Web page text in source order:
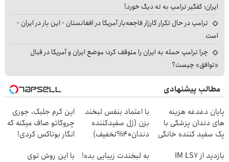
ایران؛ کفگیر ترامپ به ته دیگ خورد!
ترامپ در حال تکرار کارزار فاجعه‌بار آمریکا در افغانستان - این بار در ایران -
است
چرا ترامپ حمله به ایران را متوقف کرد؛ موضع ایران و آمریکا در قبال
«توافق» چیست؟
مطالب پیشنهادی
پایان دغدغه هزینه
های دندان پزشکی با
پک سفید کننده خانگی
با اعتماد بنفس لبخند
بزن (ژل سفیدکننده
دندان40%تخفیف)
این کرم جلبک، جوری
چروکاتو صاف میکنه که
انگار بوتاکس کردی!
بازدید از IM LS7
به لبخندت زیبایی بده!
با این روش توی